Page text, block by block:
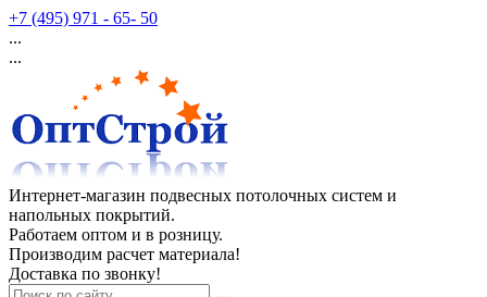
+7 (495) 971 - 65- 50
...
...
Интернет-магазин подвесных потолочных систем и
напольных покрытий.
Работаем оптом и в розницу.
Производим расчет материала!
Доставка по звонку!